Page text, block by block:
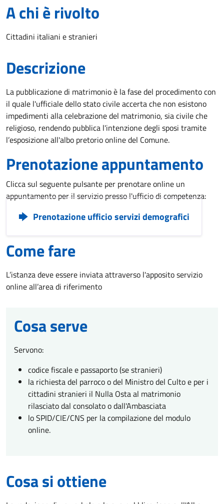
A chi è rivolto
Cittadini italiani e stranieri
Descrizione
La pubblicazione di matrimonio è la fase del procedimento con
il quale l'ufficiale dello stato civile accerta che non esistono
impedimenti alla celebrazione del matrimonio, sia civile che
religioso, rendendo pubblica l'intenzione degli sposi tramite
l’esposizione all'albo pretorio online del Comune.
Prenotazione appuntamento
Clicca sul seguente pulsante per prenotare online un
appuntamento per il servizio presso l'ufficio di competenza:
Prenotazione ufficio servizi demografici
Come fare
L’istanza deve essere inviata attraverso l'apposito servizio
online all’area di riferimento
Cosa serve
Servono:
codice fiscale e passaporto (se stranieri)
la richiesta del parroco o del Ministro del Culto e per i
cittadini stranieri il Nulla Osta al matrimonio
rilasciato dal consolato o dall'Ambasciata
lo SPID/CIE/CNS per la compilazione del modulo
online.
Cosa si ottiene